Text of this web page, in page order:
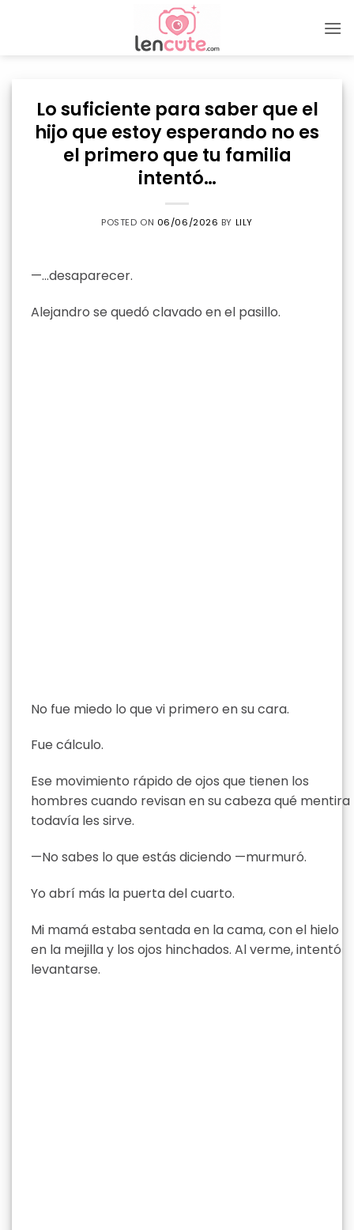
Lo suficiente para saber que el
hijo que estoy esperando no es
el primero que tu familia
intentó…
POSTED ON 06/06/2026 BY LILY
—…desaparecer.
Alejandro se quedó clavado en el pasillo.
No fue miedo lo que vi primero en su cara.
Fue cálculo.
Ese movimiento rápido de ojos que tienen los
hombres cuando revisan en su cabeza qué mentira
todavía les sirve.
—No sabes lo que estás diciendo —murmuró.
Yo abrí más la puerta del cuarto.
Mi mamá estaba sentada en la cama, con el hielo
en la mejilla y los ojos hinchados. Al verme, intentó
levantarse.